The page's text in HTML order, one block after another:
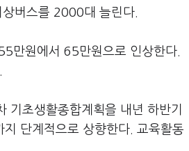
버스를 2000대 늘린다.
만원에서 65만원으로 인상한다.
기초생활종합계획을 내년 하반기
단계적으로 상향한다. 교육활동